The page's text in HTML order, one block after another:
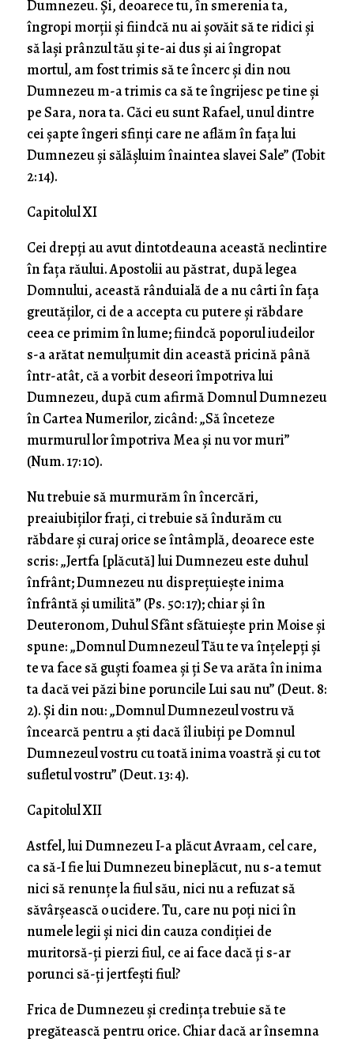
Dumnezeu. Şi, deoarece tu, în smerenia ta,
îngropi morţii şi fiindcă nu ai şovăit să te ridici şi
să laşi prânzul tău şi te-ai dus şi ai îngropat
mortul, am fost trimis să te încerc şi din nou
Dumnezeu m-a trimis ca să te îngrijesc pe tine şi
pe Sara, nora ta. Căci eu sunt Rafael, unul dintre
cei şapte îngeri sfinţi care ne aflăm în faţa lui
Dumnezeu şi sălăşluim înaintea slavei Sale” (Tobit
2: 14).
Capitolul XI
Cei drepţi au avut dintotdeauna această neclintire
în faţa răului. Apostolii au păstrat, după legea
Domnului, această rânduială de a nu cârti în faţa
greutăţilor, ci de a accepta cu putere şi răbdare
ceea ce primim în lume; fiindcă poporul iudeilor
s-a arătat nemulţumit din această pricină până
într-atât, că a vorbit deseori împotriva lui
Dumnezeu, după cum afirmă Domnul Dumnezeu
în Cartea Numerilor, zicând: „Să înceteze
murmurul lor împotriva Mea şi nu vor muri”
(Num. 17: 10).
Nu trebuie să murmurăm în încercări,
preaiubiţilor fraţi, ci trebuie să îndurăm cu
răbdare şi curaj orice se întâmplă, deoarece este
scris: „Jertfa [plăcută] lui Dumnezeu este duhul
înfrânt; Dumnezeu nu dispreţuieşte inima
înfrântă şi umilită” (Ps. 50: 17); chiar şi în
Deuteronom, Duhul Sfânt sfătuieşte prin Moise şi
spune: „Domnul Dumnezeul Tău te va înţelepţi şi
te va face să guşti foamea şi ţi Se va arăta în inima
ta dacă vei păzi bine poruncile Lui sau nu” (Deut. 8:
2). Şi din nou: „Domnul Dumnezeul vostru vă
încearcă pentru a şti dacă îl iubiţi pe Domnul
Dumnezeul vostru cu toată inima voastră şi cu tot
sufletul vostru” (Deut. 13: 4).
Capitolul XII
Astfel, lui Dumnezeu I-a plăcut Avraam, cel care,
ca să-I fie lui Dumnezeu bineplăcut, nu s-a temut
nici să renunţe la fiul său, nici nu a refuzat să
săvârşească o ucidere. Tu, care nu poţi nici în
numele legii şi nici din cauza condiţiei de
muritorsă-ţi pierzi fiul, ce ai face dacă ţi s-ar
porunci să-ţi jertfeşti fiul?
Frica de Dumnezeu şi credinţa trebuie să te
pregătească pentru orice. Chiar dacă ar însemna